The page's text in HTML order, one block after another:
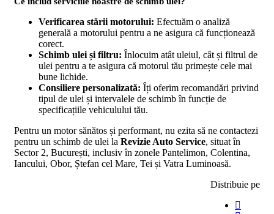
Verificarea stării motorului: Efectuăm o analiză
generală a motorului pentru a ne asigura că funcționează
corect.
Schimb ulei și filtru: Înlocuim atât uleiul, cât și filtrul de
ulei pentru a te asigura că motorul tău primește cele mai
bune lichide.
Consiliere personalizată: Îți oferim recomandări privind
tipul de ulei și intervalele de schimb în funcție de
specificațiile vehiculului tău.
Pentru un motor sănătos și performant, nu ezita să ne contactezi
pentru un schimb de ulei la Revizie Auto Service, situat în
Sector 2, București, inclusiv în zonele Pantelimon, Colentina,
Iancului, Obor, Ștefan cel Mare, Tei și Vatra Luminoasă.
Distribuie pe